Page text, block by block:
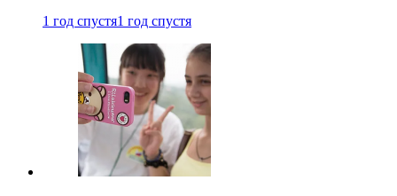
1 год спустя1 год спустя